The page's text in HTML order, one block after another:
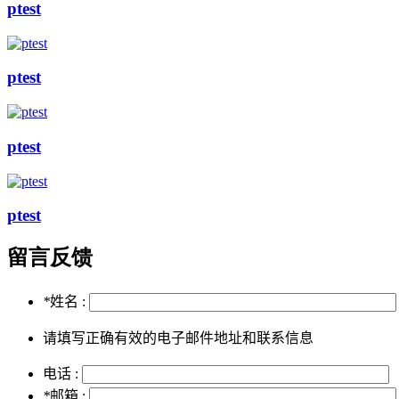
ptest
ptest
ptest
ptest
留言反馈
*姓名 :
请填写正确有效的电子邮件地址和联系信息
电话 :
*邮箱 :